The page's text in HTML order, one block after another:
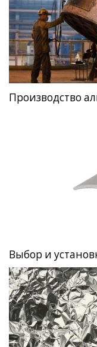
Производство
Выбор и